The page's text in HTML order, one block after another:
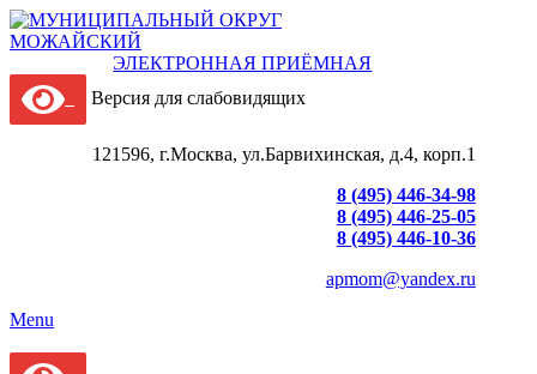
ЭЛЕКТРОННАЯ ПРИЁМНАЯ
Версия для слабовидящих
121596, г.Москва, ул.Барвихинская, д.4, корп.1
8 (495) 446-34-98
8 (495) 446-25-05
8 (495) 446-10-36
apmom@yandex.ru
Menu